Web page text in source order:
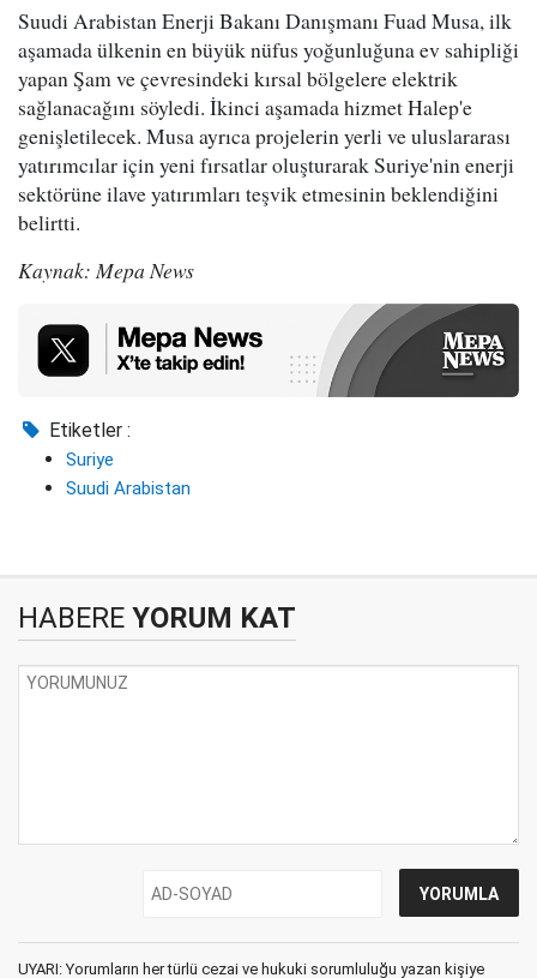
Suudi Arabistan Enerji Bakanı Danışmanı Fuad Musa, ilk
aşamada ülkenin en büyük nüfus yoğunluğuna ev sahipliği
yapan Şam ve çevresindeki kırsal bölgelere elektrik
sağlanacağını söyledi. İkinci aşamada hizmet Halep'e
genişletilecek. Musa ayrıca projelerin yerli ve uluslararası
yatırımcılar için yeni fırsatlar oluşturarak Suriye'nin enerji
sektörüne ilave yatırımları teşvik etmesinin beklendiğini
belirtti.
Kaynak: Mepa News
Etiketler :
Suriye
Suudi Arabistan
HABERE YORUM KAT
UYARI: Yorumların her türlü cezai ve hukuki sorumluluğu yazan kişiye